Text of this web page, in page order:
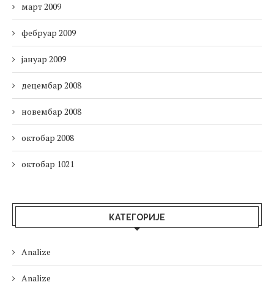
март 2009
фебруар 2009
јануар 2009
децембар 2008
новембар 2008
октобар 2008
октобар 1021
КАТЕГОРИЈЕ
Analize
Analize